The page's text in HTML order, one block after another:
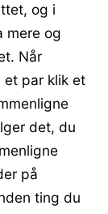
og i
mere og
Når
et par klik et
det, du
på
ting du